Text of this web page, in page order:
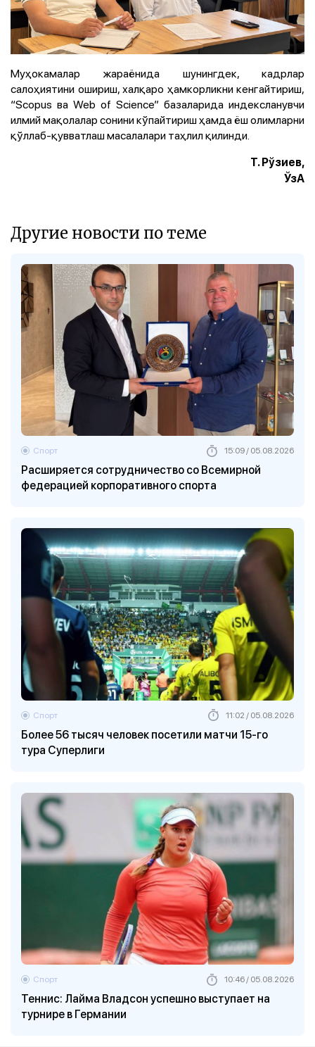
Муҳокамалар жараёнида шунингдек, кадрлар
салоҳиятини ошириш, халқаро ҳамкорликни кенгайтириш,
“Scopus ва Web of Science” базаларида индексланувчи
илмий мақолалар сонини кўпайтириш ҳамда ёш олимларни
қўллаб-қувватлаш масалалари таҳлил қилинди.
Т. Рўзиев,
ЎзА
Другие новости по теме
Расширяется сотрудничество со Всемирной
федерацией корпоративного спорта
Спорт 15:09 / 05.08.2026
Более 56 тысяч человек посетили матчи 15-го
тура Суперлиги
Спорт 11:02 / 05.08.2026
Теннис: Лайма Владсон успешно выступает на
турнире в Германии
Спорт 10:46 / 05.08.2026